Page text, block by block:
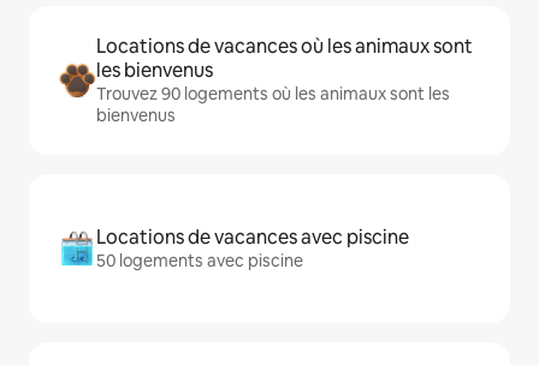
Locations de vacances où les animaux sont
les bienvenus
Trouvez 90 logements où les animaux sont les
bienvenus
Locations de vacances avec piscine
50 logements avec piscine